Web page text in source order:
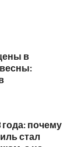
в
почему
стал